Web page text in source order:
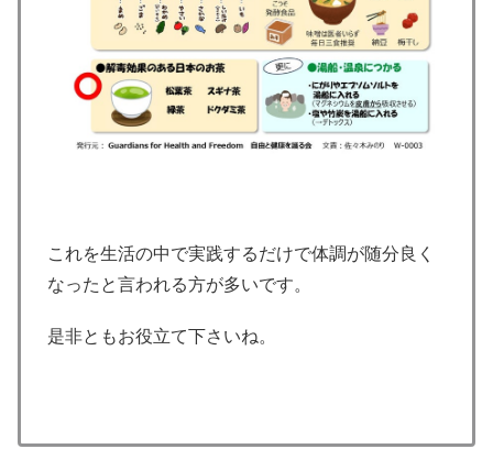
これを生活の中で実践するだけで体調が随分良く
なったと言われる方が多いです。
是非ともお役立て下さいね。